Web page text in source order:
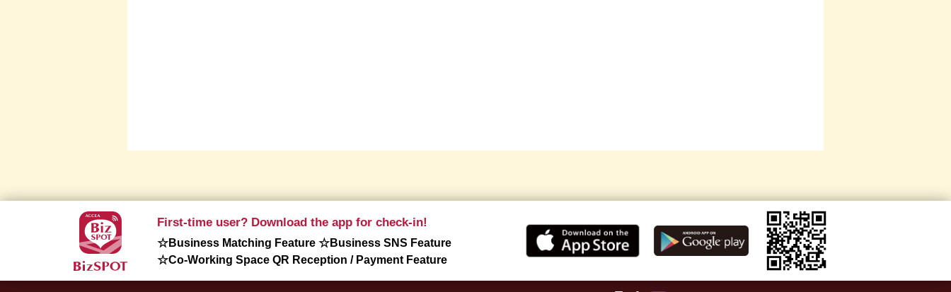
First-time user? Download the app for check-in!
☆Business Matching Feature ☆Business SNS Feature
☆Co-Working Space QR Reception / Payment Feature